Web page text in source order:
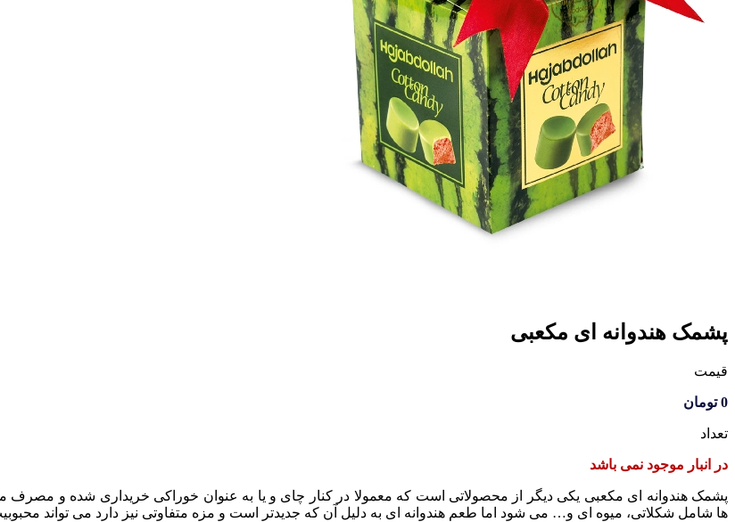
پشمک هندوانه ای مکعبی
قیمت
0 تومان
تعداد
در انبار موجود نمی باشد
پشمک هندوانه ای مکعبی یکی دیگر از محصولاتی است که معمولا در کنار چای و یا به عنوان خوراکی خریداری شده و
ها شامل شکلاتی، میوه ای و… می شود اما طعم هندوانه ای به دلیل آن که جدیدتر است و مزه متفاوتی نیز دارد می تواند